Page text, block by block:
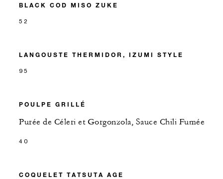
BLACK COD MISO ZUKE
52
LANGOUSTE THERMIDOR, IZUMI STYLE
95
POULPE GRILLÉ
Purée de Céleri et Gorgonzola, Sauce Chili Fumée
40
COQUELET TATSUTA AGE